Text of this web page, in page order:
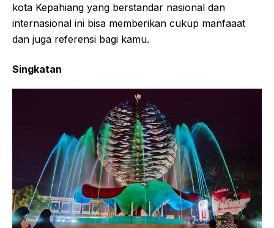
kota Kepahiang yang berstandar nasional dan
internasional ini bisa memberikan cukup manfaaat
dan juga referensi bagi kamu.
Singkatan